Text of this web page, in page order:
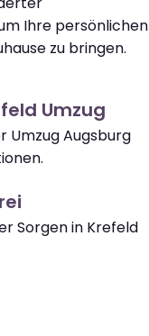
Ihre persönlichen
zu bringen.
Umzug
Umzug Augsburg
Sorgen in Krefeld